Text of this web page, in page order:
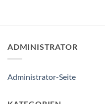
ADMINISTRATOR
Administrator-Seite